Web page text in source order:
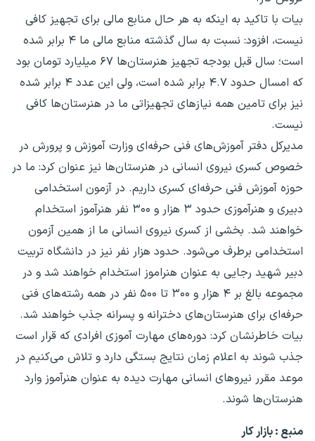
بیات با تاکید به اینکه به هر حال منابع مالی برای تجهیز کافی
نیست، افزود: نسبت به سال گذشته منابع مالی ما ۴ برابر شده
است؛ سال قبل بودجه تجهیز هنرستان‌ها ۶۷ میلیارد تومان بود
که امسال حدود ۴.۷ برابر شده است، ولی این عدد ۴ برابر شده
نیز برای تامین همه نیازهای تجهیزاتی ما در هنرستان‌ها کافی
نیست.
مدیرکل دفتر آموزش‌های فنی حرفه‌ای وزارت آموزش و پرورش در
خصوص کسری نیروی انسانی در هنرستان‌ها نیز عنوان کرد: ما در
حوزه آموزش فنی حرفه‌ای کسری داریم. در آزمون استخدامی
دبیری و هنرآموزی حدود ۳ هزار و ۳۰۰ نفر هنرآموز استخدام
خواهند شد. بخشی از کسری نیروی انسانی ما از همین آزمون
استخدامی برطرف می‌شود. حدود هزار نفر نیز در دانشگاه تربیت
دبیر شهید رجایی به عنوان هنراموز استخدام خواهند شد و در
مجموعه بالغ بر ۴ هزار و ۳۰۰ تا ۵۰۰ نفر در همه رشته‌های فنی
حرفه‌ای برای هنرستان‌های دخترانه و پسرانه جذب خواهند شد.
بیات خاطرنشان کرد: دوره‌های مهارت آموزی افرادی که قرار است
جذب شوند به اعلام زمان نتایج بستگی دارد و تلاش می‌کنیم در
موعد مقرر نیروهای انسانی مهارت دیده به عنوان هنرآموز وارد
هنرستان‌ها شوند.
منبع : بازار کار